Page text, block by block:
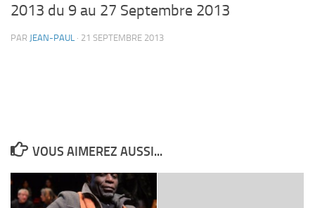
2013 du 9 au 27 Septembre 2013
PAR JEAN-PAUL · 21 SEPTEMBRE 2013
VOUS AIMEREZ AUSSI...